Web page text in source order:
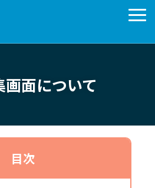
での装飾
サイトチェック
面について
目次